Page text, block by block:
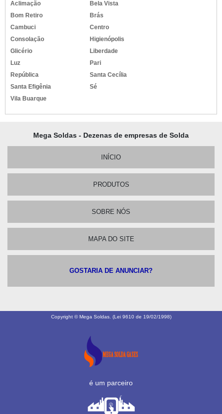
Aclimação
Bela Vista
Bom Retiro
Brás
Cambuci
Centro
Consolação
Higienópolis
Glicério
Liberdade
Luz
Pari
República
Santa Cecília
Santa Efigênia
Sé
Vila Buarque
Mega Soldas - Dezenas de empresas de Solda
INÍCIO
PRODUTOS
SOBRE NÓS
MAPA DO SITE
GOSTARIA DE ANUNCIAR?
Copyright © Mega Soldas. (Lei 9610 de 19/02/1998)
é um parceiro